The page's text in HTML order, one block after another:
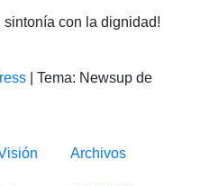
sintonía con la dignidad!
Tema: Newsup de
Archivos